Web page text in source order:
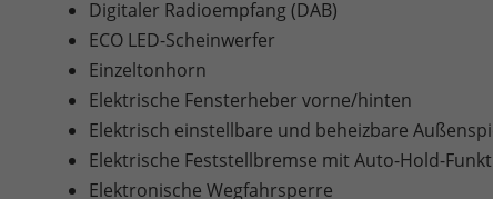
Digitaler Radioempfang (DAB)
ECO LED-Scheinwerfer
Einzeltonhorn
Elektrische Fensterheber vorne/hinten
Elektrisch einstellbare und beheizbare
Elektrische Feststellbremse mit Auto-Hold-
Elektronische Wegfahrsperre